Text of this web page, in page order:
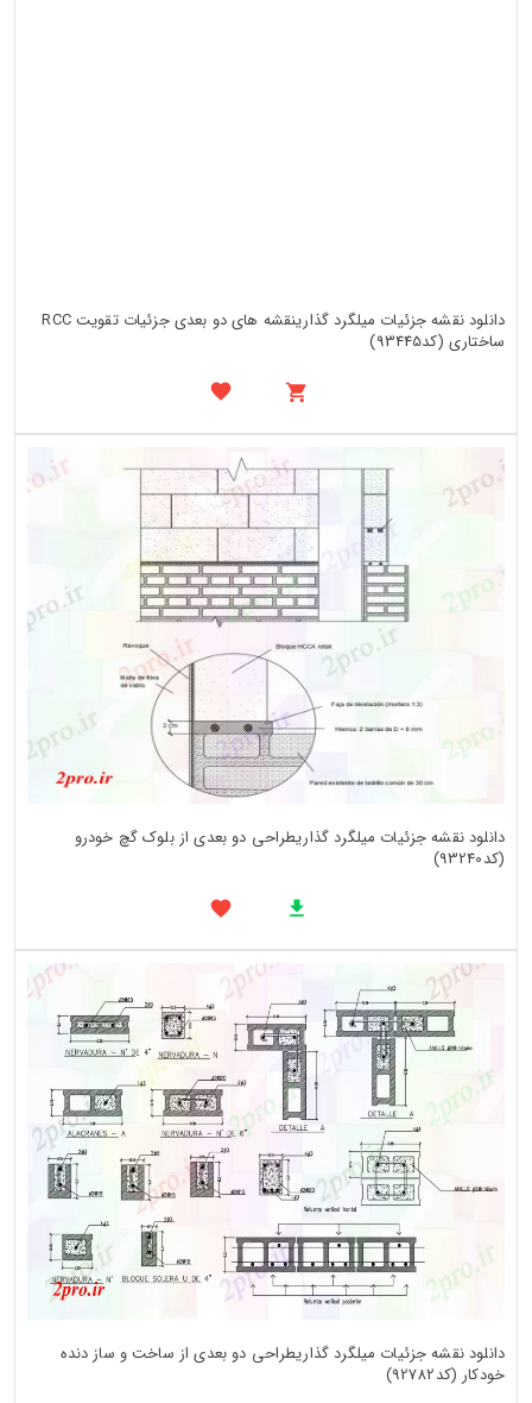
دانلود نقشه جزئیات میلگرد گذارینقشه های دو بعدی جزئیات تقویت RCC
ساختاری (کد93445)
دانلود نقشه جزئیات میلگرد گذاریطراحی دو بعدی از بلوک گچ خودرو
(کد93240)
دانلود نقشه جزئیات میلگرد گذاریطراحی دو بعدی از ساخت و ساز دنده
خودکار (کد92782)